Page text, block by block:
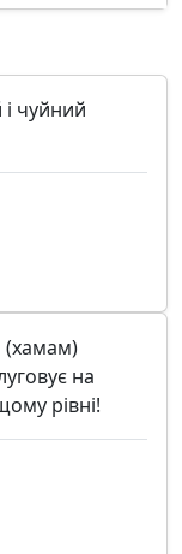
чуйний
(хамам)
на
рівні!